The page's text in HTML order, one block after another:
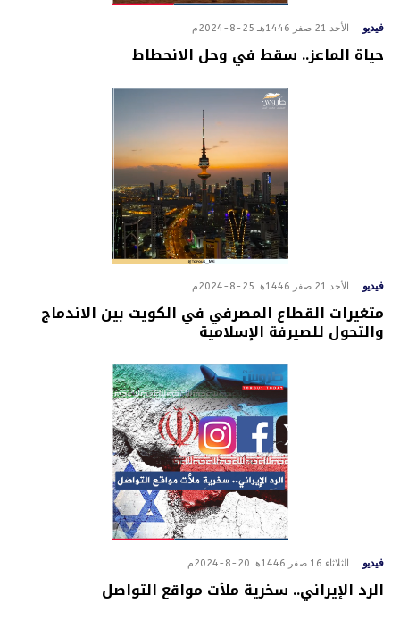
فيديو الأحد 21 صفر 1446هـ 25-8-2024م
حياة الماعز.. سقط في وحل الانحطاط
فيديو الأحد 21 صفر 1446هـ 25-8-2024م
متغيرات القطاع المصرفي في الكويت بين الاندماج
والتحول للصيرفة الإسلامية
فيديو الثلاثاء 16 صفر 1446هـ 20-8-2024م
الرد الإيراني.. سخرية ملأت مواقع التواصل